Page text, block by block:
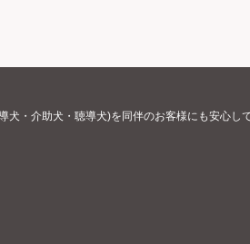
犬・介助犬・聴導犬)を同伴のお客様にも安心し